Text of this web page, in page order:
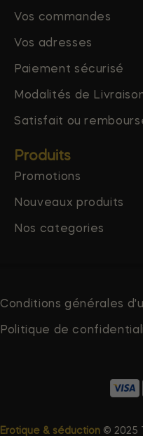
Vos commandes
Vos adresses
Paiement sécurisé
Modalités de
Satisfait ou
Produits
Promotions
Nouveaux produits
Nos categories
Conditions générales
Politique de
Erotique & séduction © 2025